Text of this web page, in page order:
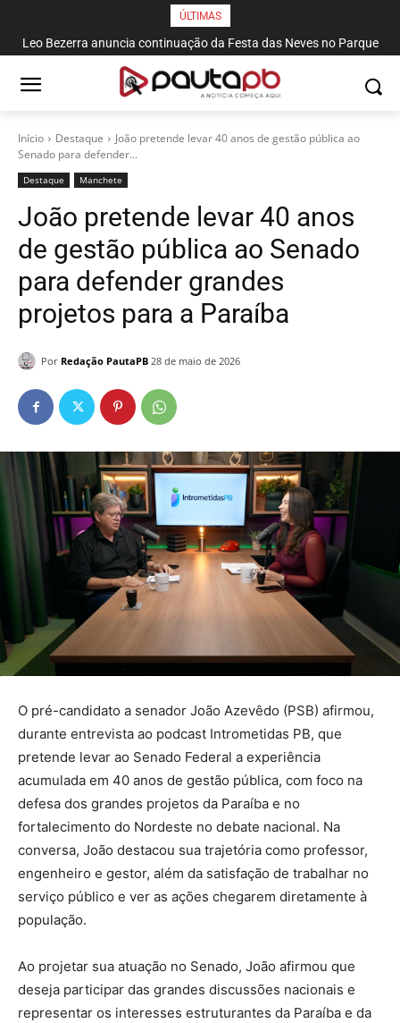
ÚLTIMAS
Leo Bezerra anuncia continuação da Festa das Neves no Parque
Solon de Lucena até domingo
Início Destaque
João pretende levar 40 anos de gestão pública ao
Senado para defender...
Destaque Manchete
João pretende levar 40 anos
de gestão pública ao Senado
para defender grandes
projetos para a Paraíba
Por Redação PautaPB 28 de maio de 2026
O pré-candidato a senador João Azevêdo (PSB) afirmou,
durante entrevista ao podcast Intrometidas PB, que
pretende levar ao Senado Federal a experiência
acumulada em 40 anos de gestão pública, com foco na
defesa dos grandes projetos da Paraíba e no
fortalecimento do Nordeste no debate nacional. Na
conversa, João destacou sua trajetória como professor,
engenheiro e gestor, além da satisfação de trabalhar no
serviço público e ver as ações chegarem diretamente à
população.
Ao projetar sua atuação no Senado, João afirmou que
deseja participar das grandes discussões nacionais e
representar os interesses estruturantes da Paraíba e da